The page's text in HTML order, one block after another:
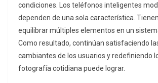
condiciones. Los teléfonos inteligentes
dependen de una sola característica.
equilibrar múltiples elementos en un
Como resultado, continúan satisfaciendo
cambiantes de los usuarios y redefiniendo
fotografía cotidiana puede lograr.